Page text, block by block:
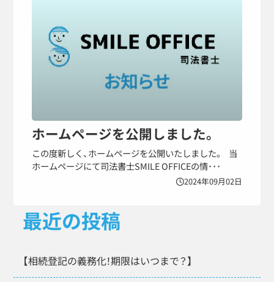
ホームページを公開しました。
2024年09月02日
この度新しく、ホームページを公開いたしました。 当
ホームページにて司法書士SMILE OFFICEの情･･･
最近の投稿
【相続登記の義務化！期限はいつまで？】